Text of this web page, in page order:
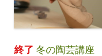
終了冬の陶芸講座